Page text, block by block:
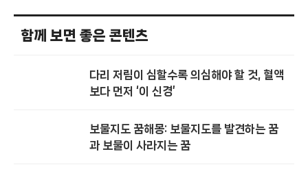
함께 보면 좋은 콘텐츠
다리 저림이 심할수록 의심해야 할 것, 혈액
보다 먼저 ‘이 신경’
보물지도 꿈해몽: 보물지도를 발견하는 꿈
과 보물이 사라지는 꿈